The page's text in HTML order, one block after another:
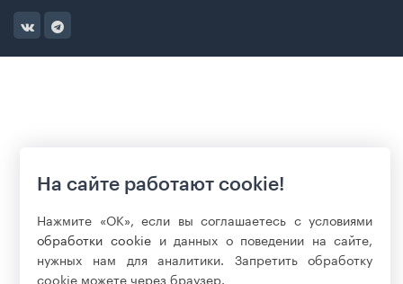
На сайте работают cookie!
Нажмите «ОК», если вы соглашаетесь с условиями
обработки cookie и данных о поведении на сайте,
нужных нам для аналитики. Запретить обработку
cookie можете через браузер.